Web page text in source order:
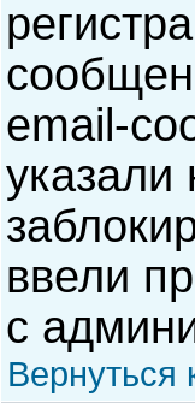
email-
ввели
с
Вернуться